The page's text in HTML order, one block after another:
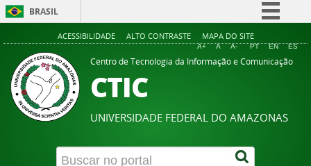
BRASIL
Simplifique!
Comunica BR
Legislação
Canais
ACESSIBILIDADE ALTO CONTRASTE MAPA DO SITE
A+ A A- PT EN ES
Centro de Tecnologia da Informação e Comunicação
CTIC
UNIVERSIDADE FEDERAL DO AMAZONAS